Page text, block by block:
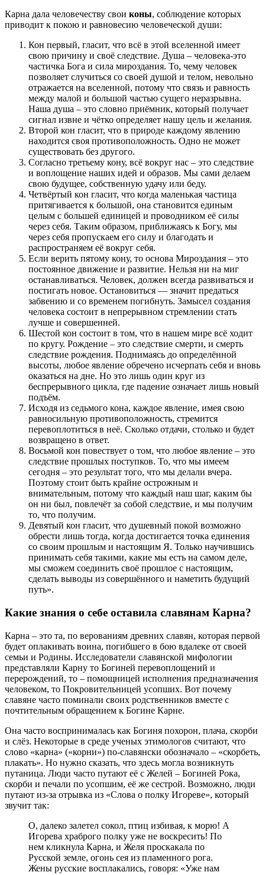
Карна дала человечеству свои коны, соблюдение которых
приводит к покою и равновесию человеческой души:
Кон первый, гласит, что всё в этой вселенной имеет
свою причину и своё следствие. Душа – человека-это
частичка Бога и сила мироздания. То, чему человек
позволяет случиться со своей душой и телом, невольно
отражается на вселенной, потому что связь и равность
между малой и большой частью сущего неразрывна.
Наша душа – это словно приёмник, который получает
сигнал извне и чётко определяет нашу цель и желания.
Второй кон гласит, что в природе каждому явлению
находится своя противоположность. Одно не может
существовать без другого.
Согласно третьему кону, всё вокруг нас – это следствие
и воплощение наших идей и образов. Мы сами делаем
свою будущее, собственную удачу или беду.
Четвёртый кон гласит, что когда маленькая частица
притягивается к большой, она становится единым
целым с большей единицей и проводником её силы
через себя. Таким образом, приближаясь к Богу, мы
через себя пропускаем его силу и благодать и
распространяем её вокруг себя.
Если верить пятому кону, то основа Мироздания – это
постоянное движение и развитие. Нельзя ни на миг
останавливаться. Человек, должен всегда развиваться и
постигать новое. Остановиться — значит предаться
забвению и со временем погибнуть. Замысел создания
человека состоит в непрерывном стремлении стать
лучше и совершенней.
Шестой кон состоит в том, что в нашем мире всё ходит
по кругу. Рождение – это следствие смерти, и смерть
следствие рождения. Поднимаясь до определённой
высоты, любое явление обречено исчерпать себя и вновь
оказаться на дне. Но это лишь один круг из
беспрерывного цикла, где падение означает лишь новый
подъём.
Исходя из седьмого кона, каждое явление, имея свою
равносильную противоположность, стремится
перевоплотиться в неё. Сколько отдачи, столько и будет
возвращено в ответ.
Восьмой кон повествует о том, что любое явление – это
следствие прошлых поступков. То, что мы имеем
сегодня – это результат того, что мы делали вчера.
Поэтому стоит быть крайне острожным и
внимательным, потому что каждый наш шаг, каким бы
он ни был, повлечёт за собой следствие, и мы получим
то, что получим.
Девятый кон гласит, что душевный покой возможно
обрести лишь тогда, когда достигается точка единения
со своим прошлым и настоящим Я. Только научившись
принимать себя такими, какие мы есть на самом деле,
мы сможем соединить своё прошлое с настоящим,
сделать выводы из совершённого и наметить будущий
путь».
Какие знания о себе оставила славянам Карна?
Карна – это та, по верованиям древних славян, которая первой
будет оплакивать воина, погибшего в бою вдалеке от своей
семьи и Родины. Исследователи славянской мифологии
представляли Карну то Богиней перевоплощений и
перерождений, то – помощницей исполнения предназначения
человеком, то Покровительницей усопших. Вот почему
славяне часто поминали своих родственников вместе с
почтительным обращением к Богине Карне.
Она часто воспринималась как Богиня похорон, плача, скорби
и слёз. Некоторые в среде ученых этимологов считают, что
слово «карна» («корни») по-славянски обозначало – «скорбеть,
плакать». Но нужно сказать, что здесь могла возникнуть
путаница. Люди часто путают её с Желей – Богиней Рока,
скорби и печали по усопшим, её же сестрой. Возможно, люди
путают из-за отрывка из «Слова о полку Игореве», который
звучит так:
О, далеко залетел сокол, птиц избивая, к морю! А
Игорева храброго полку уже не воскресить! По
нем кликнула Карна, и Желя проскакала по
Русской земле, огонь сея из пламенного рога.
Жены русские восплакались, говоря: «Уже нам